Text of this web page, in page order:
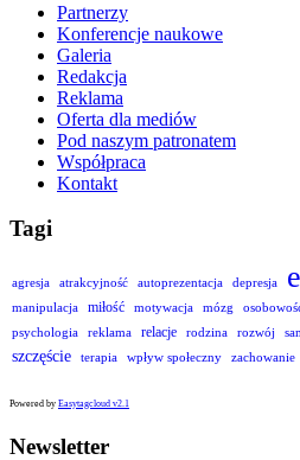
Partnerzy
Konferencje naukowe
Galeria
Redakcja
Reklama
Oferta dla mediów
Pod naszym patronatem
Współpraca
Kontakt
Tagi
agresja atrakcyjność autoprezentacja depresja
manipulacja
miłość motywacja mózg
psychologia
reklama relacje rodzina rozwój
szczęście terapia wpływ społeczny zachowanie
Powered by Easytagcloud v2.1
Newsletter